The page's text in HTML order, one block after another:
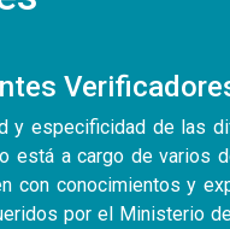
y especificidad de las
está a cargo de varios
con conocimientos y
por el Ministerio